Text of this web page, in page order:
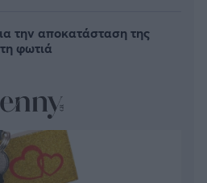
την αποκατάσταση της
φωτιά